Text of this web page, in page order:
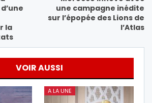
la
une campagne inédite
sur l’épopée des Lions de
l’Atlas
VOIR AUSSI
A LA UNE